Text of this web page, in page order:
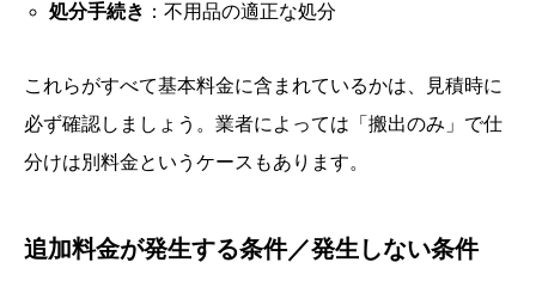
処分手続き ：不用品の適正な処分
これらがすべて基本料金に含まれているかは、見積時に
必ず確認しましょう。業者によっては「搬出のみ」で仕
分けは別料金というケースもあります。
追加料金が発生する条件／発生しない条件